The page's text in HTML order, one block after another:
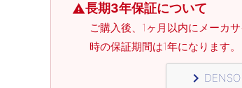
warning長期3年保証について
ご購入後、1ヶ月以内にメーカ
時の保証期間は1年になります。
navigate_next